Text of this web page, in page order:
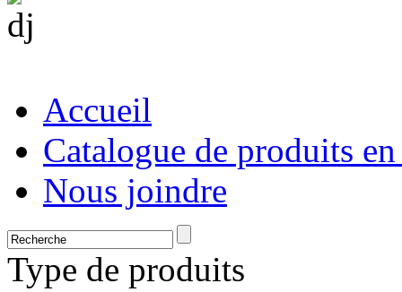
Accueil
Catalogue de produits
Nous joindre
Type de produits